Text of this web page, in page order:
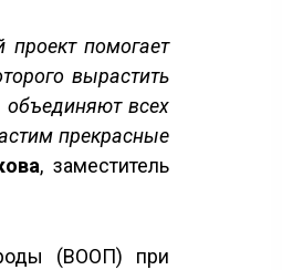
помогает
вырастить
объединяют всех
прекрасные
, заместитель
(ВООП) при